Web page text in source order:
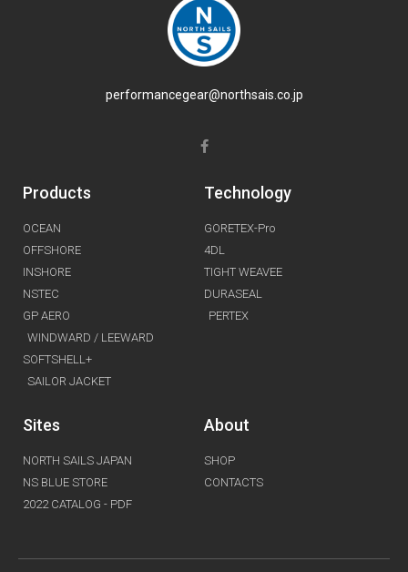
performancegear@northsais.co.jp
Products
OCEAN
OFFSHORE
INSHORE
NSTEC
GP AERO
WINDWARD / LEEWARD
SOFTSHELL+
SAILOR JACKET
Technology
GORETEX-Pro
4DL
TIGHT WEAVEE
DURASEAL
PERTEX
Sites
NORTH SAILS JAPAN
NS BLUE STORE
2022 CATALOG - PDF
About
SHOP
CONTACTS